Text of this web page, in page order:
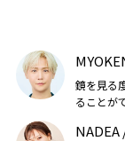
鏡を見る
ることが
NADEA